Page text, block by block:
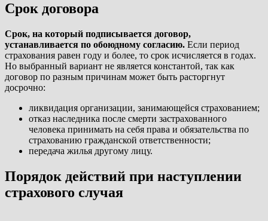
Срок договора
Срок, на который подписывается договор,
устанавливается по обоюдному согласию. Если период
страхования равен году и более, то срок исчисляется в годах.
Но выбранный вариант не является константой, так как
договор по разным причинам может быть расторгнут
досрочно:
ликвидация организации, занимающейся страхованием;
отказ наследника после смерти застрахованного
человека принимать на себя права и обязательства по
страхованию гражданской ответственности;
передача жилья другому лицу.
Порядок действий при наступлении
страхового случая